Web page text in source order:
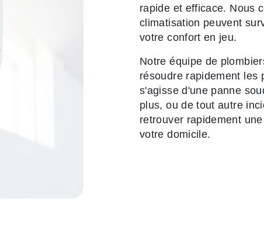
rapide et efficace. Nous
climatisation peuvent
votre confort en jeu.
Notre équipe de
résoudre rapidement les
s'agisse d'une panne
plus, ou de tout autre
retrouver rapidement
votre domicile.